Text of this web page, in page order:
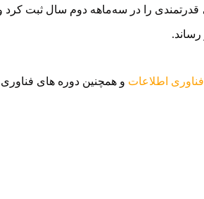
فناوری اطلاعات و همچنین دوره های فناوری